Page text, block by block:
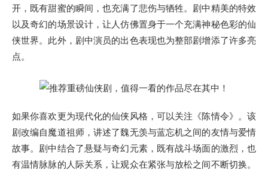
开，既有甜蜜的瞬间，也充满了悲伤与牺牲。剧中精美的特效
以及奇幻的场景设计，让人仿佛置身于一个充满神秘色彩的仙
侠世界。此外，剧中演员的出色表现也为整部剧增添了许多亮
点。
如果你喜欢更为现代化的仙侠风格，可以关注《陈情令》。该
剧改编自魔道祖师，讲述了魏无羡与蓝忘机之间的友情与爱情
故事。剧中结合了悬疑与奇幻元素，既有战斗场面的激烈，也
有温情脉脉的人际关系，让观众在紧张与放松之间不断切换。